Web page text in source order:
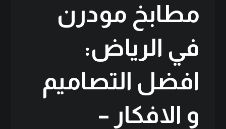
مطابخ مودرن
في الرياض:
افضل التصاميم
و الافكار –